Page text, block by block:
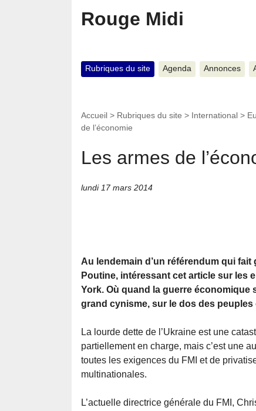
Rouge Midi
Rubriques du site Agenda Annonces
Accueil > Rubriques du site > International >
de l’économie
Les armes de
lundi 17 mars 2014
Au lendemain d’un référendum qui
Poutine, intéressant cet article sur les
York. Où quand la guerre économique
grand cynisme, sur le dos des
La lourde dette de l’Ukraine est une
partiellement en charge, mais c’est une
toutes les exigences du FMI et de
multinationales.
L’actuelle directrice générale du FMI,